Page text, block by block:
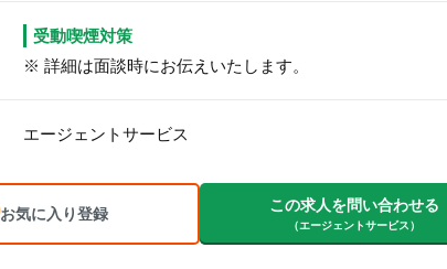
受動喫煙対策
※ 詳細は面談時にお伝えいたします。
エージェントサービス
お気に入り登録 この求人を問い合わせる
（エージェントサービス）